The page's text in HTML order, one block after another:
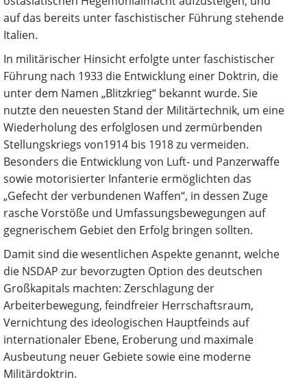
auf das bereits unter faschistischer Führung stehende
Italien.
In militärischer Hinsicht erfolgte unter faschistischer
Führung nach 1933 die Entwicklung einer Doktrin, die
unter dem Namen „Blitzkrieg“ bekannt wurde. Sie
nutzte den neuesten Stand der Militärtechnik, um eine
Wiederholung des erfolglosen und zermürbenden
Stellungskriegs von1914 bis 1918 zu vermeiden.
Besonders die Entwicklung von Luft- und Panzerwaffe
sowie motorisierter Infanterie ermöglichten das
„Gefecht der verbundenen Waffen“, in dessen Zuge
rasche Vorstöße und Umfassungsbewegungen auf
gegnerischem Gebiet den Erfolg bringen sollten.
Damit sind die wesentlichen Aspekte genannt, welche
die NSDAP zur bevorzugten Option des deutschen
Großkapitals machten: Zerschlagung der
Arbeiterbewegung, feindfreier Herrschaftsraum,
Vernichtung des ideologischen Hauptfeinds auf
internationaler Ebene, Eroberung und maximale
Ausbeutung neuer Gebiete sowie eine moderne
Militärdoktrin.